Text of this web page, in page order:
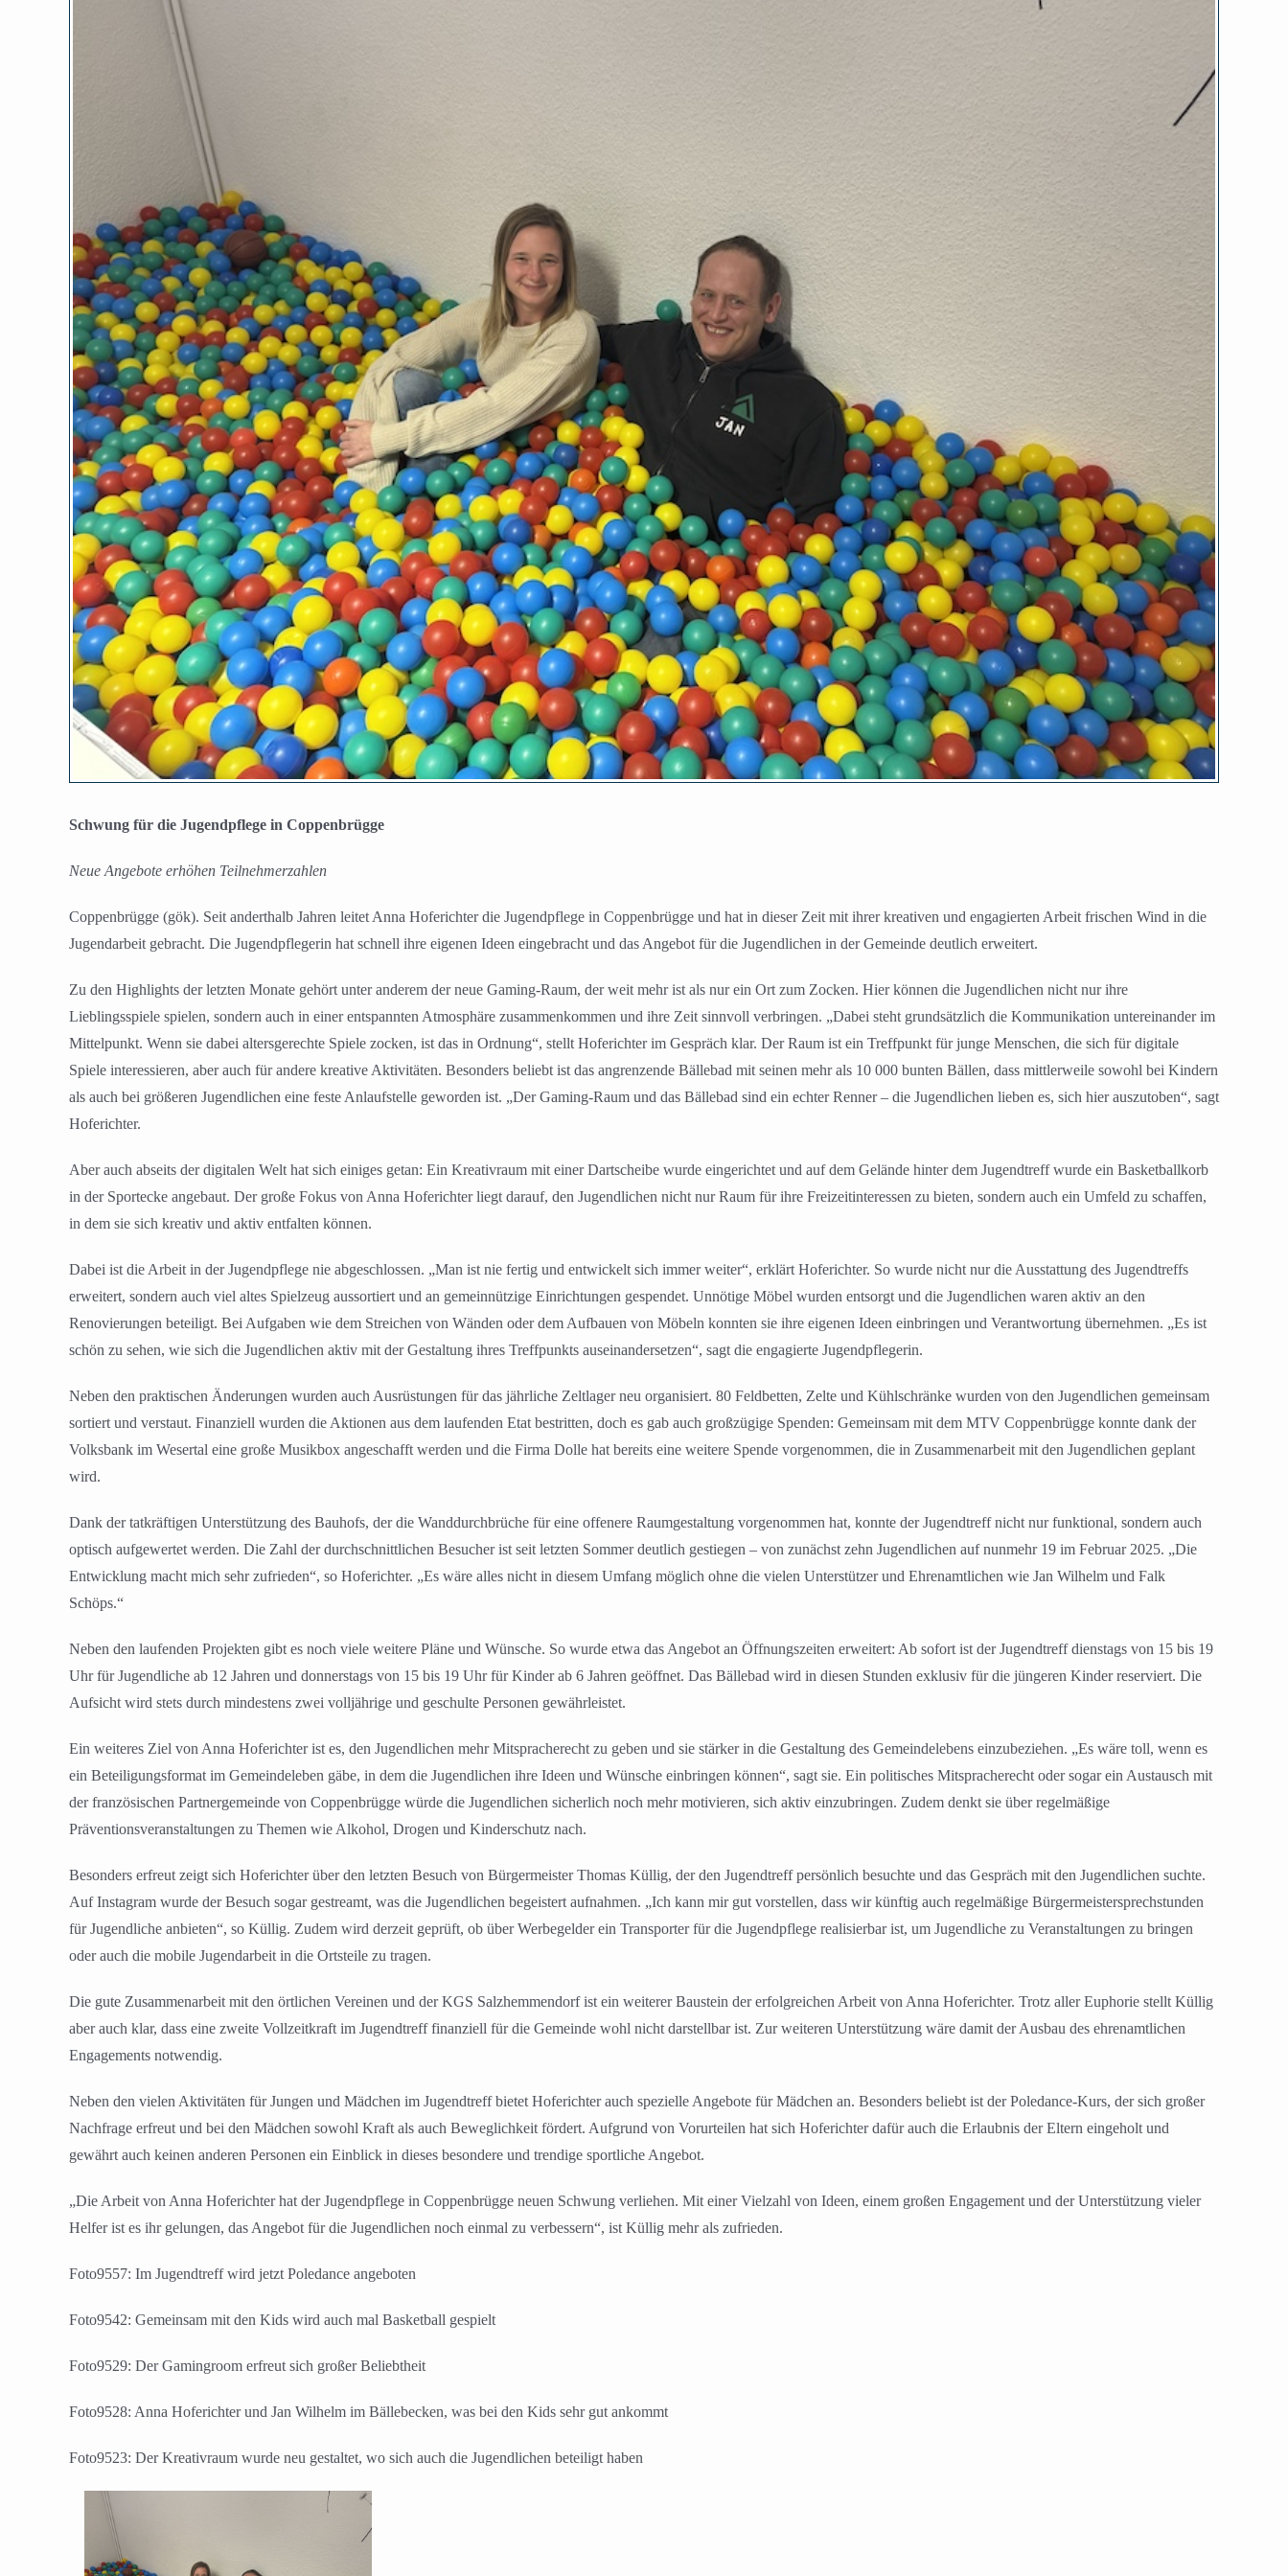
Schwung für die Jugendpflege in Coppenbrügge
Neue Angebote erhöhen Teilnehmerzahlen
Coppenbrügge (gök). Seit anderthalb Jahren leitet Anna Hoferichter die Jugendpflege in Coppenbrügge und hat in dieser Zeit mit ihrer kreativen und engagierten Arbeit frischen Wind in die
Jugendarbeit gebracht. Die Jugendpflegerin hat schnell ihre eigenen Ideen eingebracht und das Angebot für die Jugendlichen in der Gemeinde deutlich erweitert.
Zu den Highlights der letzten Monate gehört unter anderem der neue Gaming-Raum, der weit mehr ist als nur ein Ort zum Zocken. Hier können die Jugendlichen nicht nur ihre
Lieblingsspiele spielen, sondern auch in einer entspannten Atmosphäre zusammenkommen und ihre Zeit sinnvoll verbringen. „Dabei steht grundsätzlich die Kommunikation untereinander im
Mittelpunkt. Wenn sie dabei altersgerechte Spiele zocken, ist das in Ordnung“, stellt Hoferichter im Gespräch klar. Der Raum ist ein Treffpunkt für junge Menschen, die sich für digitale
Spiele interessieren, aber auch für andere kreative Aktivitäten. Besonders beliebt ist das angrenzende Bällebad mit seinen mehr als 10 000 bunten Bällen, dass mittlerweile sowohl bei Kindern
als auch bei größeren Jugendlichen eine feste Anlaufstelle geworden ist. „Der Gaming-Raum und das Bällebad sind ein echter Renner – die Jugendlichen lieben es, sich hier auszutoben“, sagt
Hoferichter.
Aber auch abseits der digitalen Welt hat sich einiges getan: Ein Kreativraum mit einer Dartscheibe wurde eingerichtet und auf dem Gelände hinter dem Jugendtreff wurde ein Basketballkorb
in der Sportecke angebaut. Der große Fokus von Anna Hoferichter liegt darauf, den Jugendlichen nicht nur Raum für ihre Freizeitinteressen zu bieten, sondern auch ein Umfeld zu schaffen,
in dem sie sich kreativ und aktiv entfalten können.
Dabei ist die Arbeit in der Jugendpflege nie abgeschlossen. „Man ist nie fertig und entwickelt sich immer weiter“, erklärt Hoferichter. So wurde nicht nur die Ausstattung des Jugendtreffs
erweitert, sondern auch viel altes Spielzeug aussortiert und an gemeinnützige Einrichtungen gespendet. Unnötige Möbel wurden entsorgt und die Jugendlichen waren aktiv an den
Renovierungen beteiligt. Bei Aufgaben wie dem Streichen von Wänden oder dem Aufbauen von Möbeln konnten sie ihre eigenen Ideen einbringen und Verantwortung übernehmen. „Es ist
schön zu sehen, wie sich die Jugendlichen aktiv mit der Gestaltung ihres Treffpunkts auseinandersetzen“, sagt die engagierte Jugendpflegerin.
Neben den praktischen Änderungen wurden auch Ausrüstungen für das jährliche Zeltlager neu organisiert. 80 Feldbetten, Zelte und Kühlschränke wurden von den Jugendlichen gemeinsam
sortiert und verstaut. Finanziell wurden die Aktionen aus dem laufenden Etat bestritten, doch es gab auch großzügige Spenden: Gemeinsam mit dem MTV Coppenbrügge konnte dank der
Volksbank im Wesertal eine große Musikbox angeschafft werden und die Firma Dolle hat bereits eine weitere Spende vorgenommen, die in Zusammenarbeit mit den Jugendlichen geplant
wird.
Dank der tatkräftigen Unterstützung des Bauhofs, der die Wanddurchbrüche für eine offenere Raumgestaltung vorgenommen hat, konnte der Jugendtreff nicht nur funktional, sondern auch
optisch aufgewertet werden. Die Zahl der durchschnittlichen Besucher ist seit letzten Sommer deutlich gestiegen – von zunächst zehn Jugendlichen auf nunmehr 19 im Februar 2025. „Die
Entwicklung macht mich sehr zufrieden“, so Hoferichter. „Es wäre alles nicht in diesem Umfang möglich ohne die vielen Unterstützer und Ehrenamtlichen wie Jan Wilhelm und Falk
Schöps.“
Neben den laufenden Projekten gibt es noch viele weitere Pläne und Wünsche. So wurde etwa das Angebot an Öffnungszeiten erweitert: Ab sofort ist der Jugendtreff dienstags von 15 bis 19
Uhr für Jugendliche ab 12 Jahren und donnerstags von 15 bis 19 Uhr für Kinder ab 6 Jahren geöffnet. Das Bällebad wird in diesen Stunden exklusiv für die jüngeren Kinder reserviert. Die
Aufsicht wird stets durch mindestens zwei volljährige und geschulte Personen gewährleistet.
Ein weiteres Ziel von Anna Hoferichter ist es, den Jugendlichen mehr Mitspracherecht zu geben und sie stärker in die Gestaltung des Gemeindelebens einzubeziehen. „Es wäre toll, wenn es
ein Beteiligungsformat im Gemeindeleben gäbe, in dem die Jugendlichen ihre Ideen und Wünsche einbringen können“, sagt sie. Ein politisches Mitspracherecht oder sogar ein Austausch mit
der französischen Partnergemeinde von Coppenbrügge würde die Jugendlichen sicherlich noch mehr motivieren, sich aktiv einzubringen. Zudem denkt sie über regelmäßige
Präventionsveranstaltungen zu Themen wie Alkohol, Drogen und Kinderschutz nach.
Besonders erfreut zeigt sich Hoferichter über den letzten Besuch von Bürgermeister Thomas Küllig, der den Jugendtreff persönlich besuchte und das Gespräch mit den Jugendlichen suchte.
Auf Instagram wurde der Besuch sogar gestreamt, was die Jugendlichen begeistert aufnahmen. „Ich kann mir gut vorstellen, dass wir künftig auch regelmäßige Bürgermeistersprechstunden
für Jugendliche anbieten“, so Küllig. Zudem wird derzeit geprüft, ob über Werbegelder ein Transporter für die Jugendpflege realisierbar ist, um Jugendliche zu Veranstaltungen zu bringen
oder auch die mobile Jugendarbeit in die Ortsteile zu tragen.
Die gute Zusammenarbeit mit den örtlichen Vereinen und der KGS Salzhemmendorf ist ein weiterer Baustein der erfolgreichen Arbeit von Anna Hoferichter. Trotz aller Euphorie stellt Küllig
aber auch klar, dass eine zweite Vollzeitkraft im Jugendtreff finanziell für die Gemeinde wohl nicht darstellbar ist. Zur weiteren Unterstützung wäre damit der Ausbau des ehrenamtlichen
Engagements notwendig.
Neben den vielen Aktivitäten für Jungen und Mädchen im Jugendtreff bietet Hoferichter auch spezielle Angebote für Mädchen an. Besonders beliebt ist der Poledance-Kurs, der sich großer
Nachfrage erfreut und bei den Mädchen sowohl Kraft als auch Beweglichkeit fördert. Aufgrund von Vorurteilen hat sich Hoferichter dafür auch die Erlaubnis der Eltern eingeholt und
gewährt auch keinen anderen Personen ein Einblick in dieses besondere und trendige sportliche Angebot.
„Die Arbeit von Anna Hoferichter hat der Jugendpflege in Coppenbrügge neuen Schwung verliehen. Mit einer Vielzahl von Ideen, einem großen Engagement und der Unterstützung vieler
Helfer ist es ihr gelungen, das Angebot für die Jugendlichen noch einmal zu verbessern“, ist Küllig mehr als zufrieden.
Foto9557: Im Jugendtreff wird jetzt Poledance angeboten
Foto9542: Gemeinsam mit den Kids wird auch mal Basketball gespielt
Foto9529: Der Gamingroom erfreut sich großer Beliebtheit
Foto9528: Anna Hoferichter und Jan Wilhelm im Bällebecken, was bei den Kids sehr gut ankommt
Foto9523: Der Kreativraum wurde neu gestaltet, wo sich auch die Jugendlichen beteiligt haben